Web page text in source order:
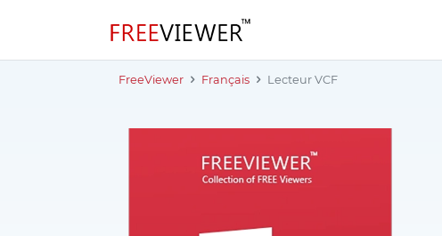
FreeViewer Français Lecteur VCF